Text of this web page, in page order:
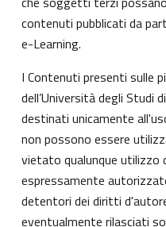
contenuti pubblicati da
e-Learning.
I Contenuti presenti sulle
dell’Università degli Studi
destinati unicamente
non possono essere
vietato qualunque utilizzo
espressamente
detentori dei diritti
eventualmente rilasciati